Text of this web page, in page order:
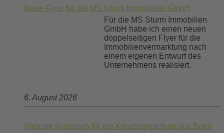
Neue Flyer für die MS Sturm Immobilien GmbH
Für die MS Sturm Immobilien
GmbH habe ich einen neuen
doppelseitigen Flyer für die
Immobilienvermarktung nach
einem eigenen Entwurf des
Unternehmens realisiert.
6. August 2026
Website Relaunch für die Kreuzbergschule aus Bonn